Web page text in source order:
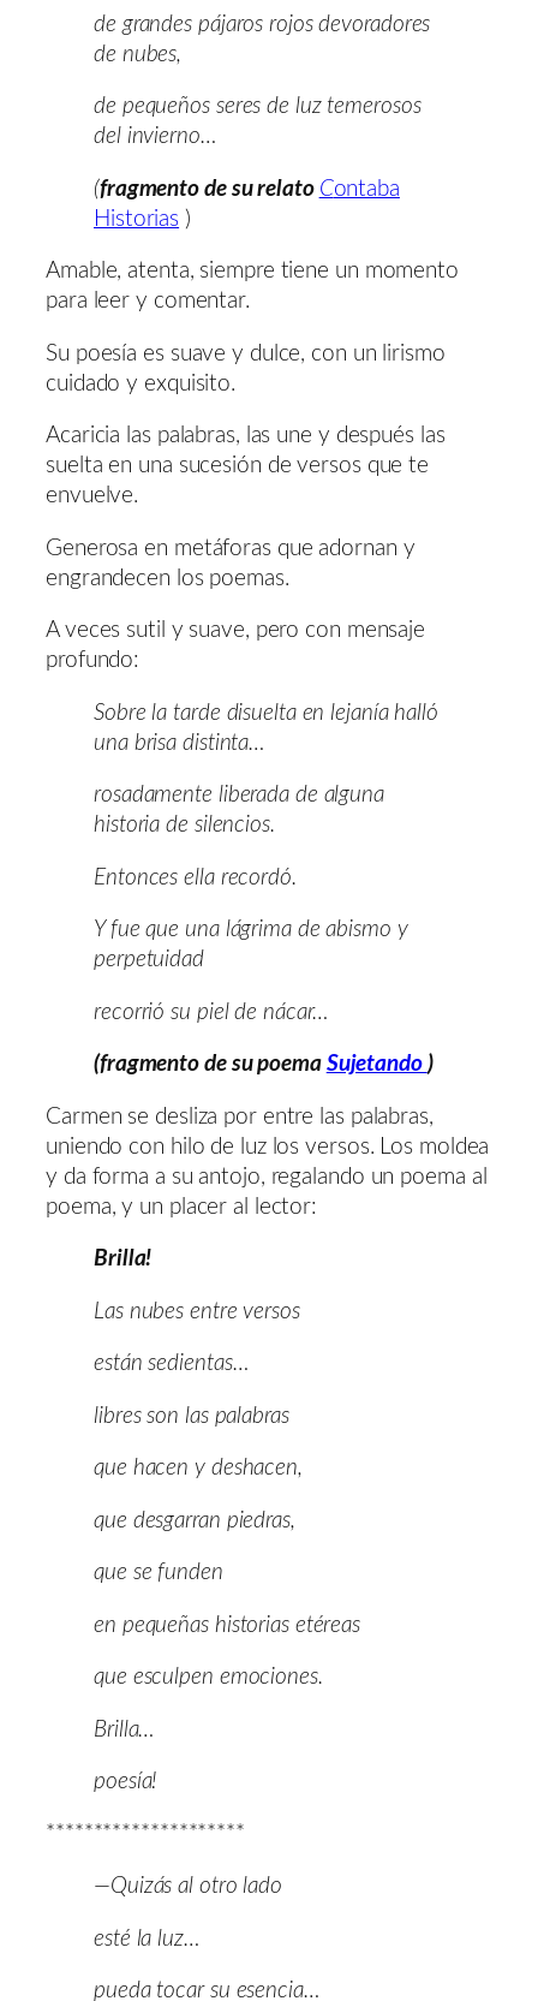
de grandes pájaros rojos devoradores
de nubes,
de pequeños seres de luz temerosos
del invierno…
(fragmento de su relato Contaba
Historias )
Amable, atenta, siempre tiene un momento
para leer y comentar.
Su poesía es suave y dulce, con un lirismo
cuidado y exquisito.
Acaricia las palabras, las une y después las
suelta en una sucesión de versos que te
envuelve.
Generosa en metáforas que adornan y
engrandecen los poemas.
A veces sutil y suave, pero con mensaje
profundo:
Sobre la tarde disuelta en lejanía halló
una brisa distinta…
rosadamente liberada de alguna
historia de silencios.
Entonces ella recordó.
Y fue que una lágrima de abismo y
perpetuidad
recorrió su piel de nácar…
(fragmento de su poema Sujetando )
Carmen se desliza por entre las palabras,
uniendo con hilo de luz los versos. Los moldea
y da forma a su antojo, regalando un poema al
poema, y un placer al lector:
Brilla!
Las nubes entre versos
están sedientas…
libres son las palabras
que hacen y deshacen,
que desgarran piedras,
que se funden
en pequeñas historias etéreas
que esculpen emociones.
Brilla…
poesía!
*********************
—Quizás al otro lado
esté la luz…
pueda tocar su esencia…